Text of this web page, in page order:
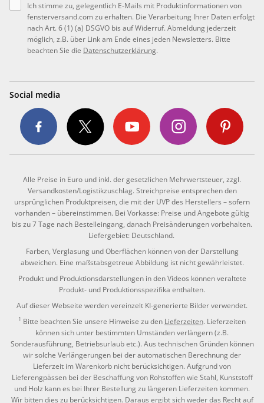
Ich stimme zu, gelegentlich E-Mails mit Produktinformationen von
fensterversand.com zu erhalten. Die Verarbeitung Ihrer Daten erfolgt
nach Art. 6 (1) (a) DSGVO bis auf Widerruf. Abmeldung jederzeit
möglich, z.B. über Link am Ende eines jeden Newsletters. Bitte
beachten Sie die Datenschutzerklärung.
Social media
Alle Preise in Euro und inkl. der gesetzlichen Mehrwertsteuer, zzgl.
Versandkosten/Logistikzuschlag. Streichpreise entsprechen den
ursprünglichen Produktpreisen, die mit der UVP des Herstellers – sofern
vorhanden – übereinstimmen. Bei Vorkasse: Preise und Angebote gültig
bis zu 7 Tage nach Bestelleingang, danach Preisänderungen vorbehalten.
Liefergebiet: Deutschland.
Farben, Verglasung und Oberflächen können von der Darstellung
abweichen. Eine maßstabsgetreue Abbildung ist nicht gewährleistet.
Produkt und Produktionsdarstellungen in den Videos können veraltete
Produkt- und Produktionsspezifika enthalten.
Auf dieser Webseite werden vereinzelt KI-generierte Bilder verwendet.
1 Bitte beachten Sie unsere Hinweise zu den Lieferzeiten. Lieferzeiten
können sich unter bestimmten Umständen verlängern (z.B.
Sonderausführung, Betriebsurlaub etc.). Aus technischen Gründen können
wir solche Verlängerungen bei der automatischen Berechnung der
Lieferzeit im Warenkorb nicht berücksichtigen. Aufgrund von
Lieferengpässen bei der Beschaffung von Rohstoffen wie Stahl, Kunststoff
und Holz kann es bei Ihrer Bestellung zu längeren Lieferzeiten kommen.
Wir bitten dies zu berücksichtigen. Daraus ergibt sich weder das Recht auf